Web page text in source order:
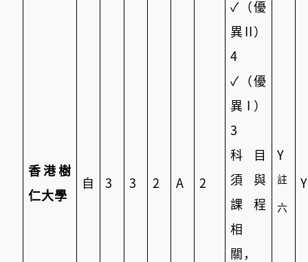
香港樹
仁大學
自 3 3 2 A 2
✓ （優
異II）
4
✓ （優
異I）
3
科目
須與
課程
相
關，
Y
註
六
Y